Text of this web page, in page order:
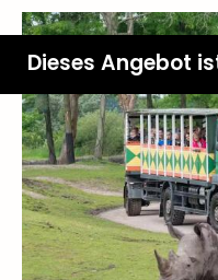
Dieses Angebot